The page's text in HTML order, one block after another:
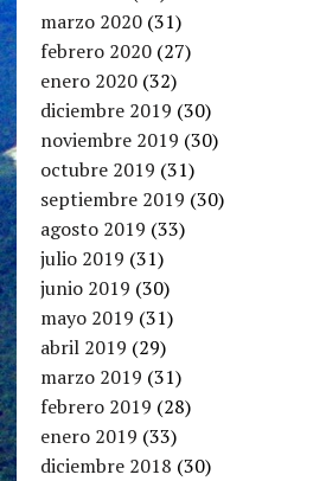
marzo 2020(31)
febrero 2020(27)
enero 2020(32)
diciembre 2019 (30)
noviembre 2019 (30)
octubre 2019 (31)
septiembre 2019 (30)
agosto 2019 (33)
julio 2019 (31)
junio 2019 (30)
mayo 2019 (31)
abril 2019 (29)
marzo 2019 (31)
febrero 2019 (28)
enero 2019 (33)
diciembre 2018 (30)